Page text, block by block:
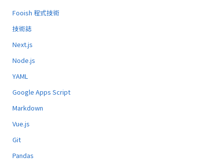
Fooish 程式技術
技術誌
Next.js
Node.js
YAML
Google Apps Script
Markdown
Vue.js
Git
Pandas